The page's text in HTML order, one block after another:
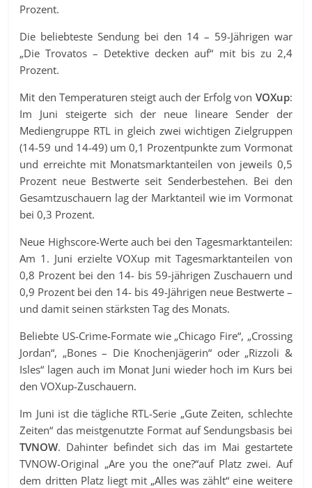
Prozent.
Die beliebteste Sendung bei den 14 – 59-Jährigen war
„Die Trovatos – Detektive decken auf“ mit bis zu 2,4
Prozent.
Mit den Temperaturen steigt auch der Erfolg von VOXup:
Im Juni steigerte sich der neue lineare Sender der
Mediengruppe RTL in gleich zwei wichtigen Zielgruppen
(14-59 und 14-49) um 0,1 Prozentpunkte zum Vormonat
und erreichte mit Monatsmarktanteilen von jeweils 0,5
Prozent neue Bestwerte seit Senderbestehen. Bei den
Gesamtzuschauern lag der Marktanteil wie im Vormonat
bei 0,3 Prozent.
Neue Highscore-Werte auch bei den Tagesmarktanteilen:
Am 1. Juni erzielte VOXup mit Tagesmarktanteilen von
0,8 Prozent bei den 14- bis 59-jährigen Zuschauern und
0,9 Prozent bei den 14- bis 49-Jährigen neue Bestwerte –
und damit seinen stärksten Tag des Monats.
Beliebte US-Crime-Formate wie „Chicago Fire“, „Crossing
Jordan“, „Bones – Die Knochenjägerin“ oder „Rizzoli &
Isles“ lagen auch im Monat Juni wieder hoch im Kurs bei
den VOXup-Zuschauern.
Im Juni ist die tägliche RTL-Serie „Gute Zeiten, schlechte
Zeiten“ das meistgenutzte Format auf Sendungsbasis bei
TVNOW. Dahinter befindet sich das im Mai gestartete
TVNOW-Original „Are you the one?“auf Platz zwei. Auf
dem dritten Platz liegt mit „Alles was zählt“ eine weitere